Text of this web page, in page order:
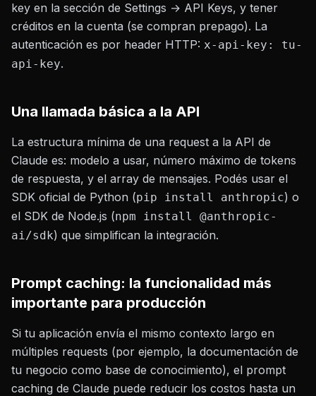
key en la sección de Settings → API Keys, y tener
créditos en la cuenta (se compran prepago). La
autenticación es por header HTTP: x-api-key: tu-
api-key.
Una llamada básica a la API
La estructura mínima de una request a la API de
Claude es: modelo a usar, número máximo de tokens
de respuesta, y el array de mensajes. Podés usar el
SDK oficial de Python (pip install anthropic) o
el SDK de Node.js (npm install @anthropic-
ai/sdk) que simplifican la integración.
Prompt caching: la funcionalidad más
importante para producción
Si tu aplicación envía el mismo contexto largo en
múltiples requests (por ejemplo, la documentación de
tu negocio como base de conocimiento), el prompt
caching de Claude puede reducir los costos hasta un